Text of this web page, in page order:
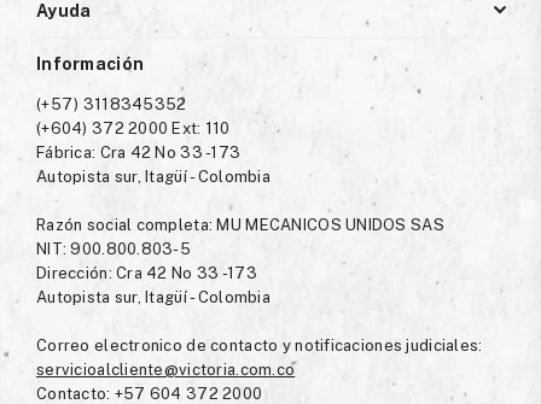
Ayuda
Información
(+57) 3118345352
(+604) 372 2000 Ext: 110
Fábrica: Cra 42 No 33 -173
Autopista sur, Itagüí - Colombia
Razón social completa: MU MECANICOS UNIDOS SAS
NIT: 900.800.803-5
Dirección: Cra 42 No 33 -173
Autopista sur, Itagüí - Colombia
Correo electronico de contacto y notificaciones judiciales:
servicioalcliente@victoria.com.co
Contacto: +57 604 372 2000